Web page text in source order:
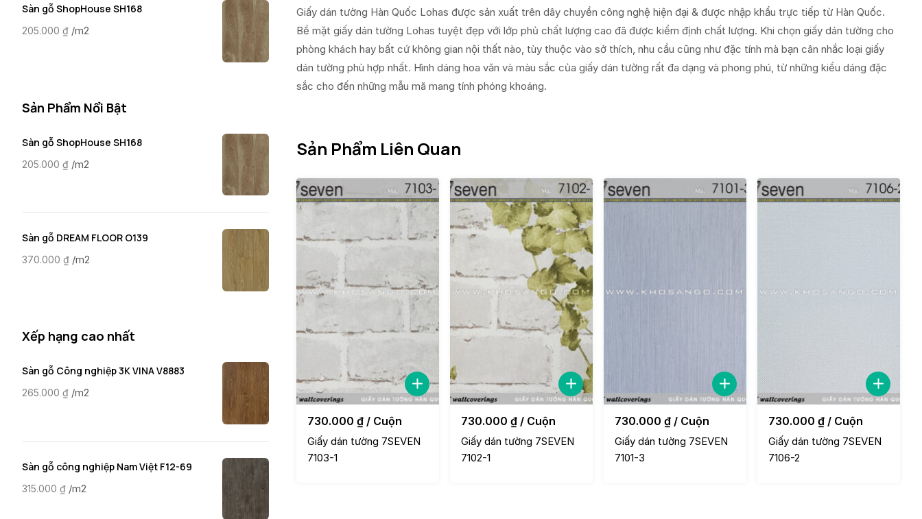
Giấy dán tường Hàn Quốc Lohas được sản xuất trên dây chuyền công nghệ hiện đại & được nhập khẩu trực tiếp từ Hàn Quốc.
Bề mặt giấy dán tường Lohas tuyệt đẹp với lớp phủ chất lượng cao đã được kiểm định chất lượng. Khi chọn giấy dán tường cho
phòng khách hay bất cứ không gian nội thất nào, tùy thuộc vào sở thích, nhu cầu cũng như đặc tính mà bạn cân nhắc loại giấy
dán tường phù hợp nhất. Hình dáng hoa văn và màu sắc của giấy dán tường rất đa dạng và phong phú, từ những kiểu dáng đặc
sắc cho đến những mẫu mã mang tính phóng khoáng.
Sản Phẩm Liên Quan
730.000 ₫ / Cuộn
Giấy dán tường 7SEVEN
7103-1
730.000 ₫ / Cuộn
Giấy dán tường 7SEVEN
7102-1
730.000 ₫ / Cuộn
Giấy dán tường 7SEVEN
7101-3
730.000 ₫ / Cuộn
Giấy dán tường 7SEVEN
7106-2
Sàn gỗ ShopHouse SH168
205.000 ₫ /m2
Sản Phẩm Nổi Bật
Sàn gỗ ShopHouse SH168
205.000 ₫ /m2
Sàn gỗ DREAM FLOOR O139
370.000 ₫ /m2
Xếp hạng cao nhất
Sàn gỗ Công nghiệp 3K VINA V8883
265.000 ₫ /m2
Sàn gỗ công nghiệp Nam Việt F12-69
315.000 ₫ /m2